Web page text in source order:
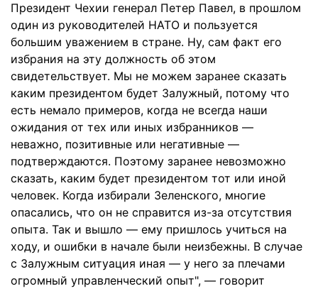
Президент Чехии генерал Петер Павел, в прошлом
один из руководителей НАТО и пользуется
большим уважением в стране. Ну, сам факт его
избрания на эту должность об этом
свидетельствует. Мы не можем заранее сказать
каким президентом будет Залужный, потому что
есть немало примеров, когда не всегда наши
ожидания от тех или иных избранников —
неважно, позитивные или негативные —
подтверждаются. Поэтому заранее невозможно
сказать, каким будет президентом тот или иной
человек. Когда избирали Зеленского, многие
опасались, что он не справится из-за отсутствия
опыта. Так и вышло — ему пришлось учиться на
ходу, и ошибки в начале были неизбежны. В случае
с Залужным ситуация иная — у него за плечами
огромный управленческий опыт", — говорит